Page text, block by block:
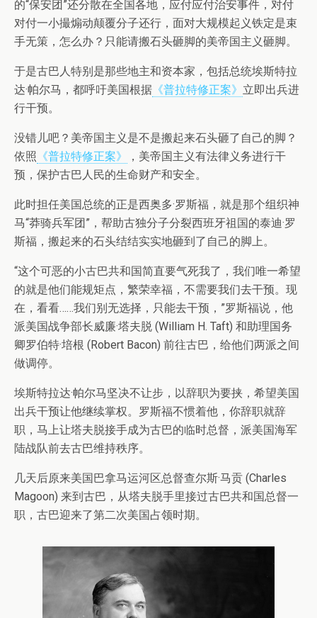
的“保安团”还分散在全国各地，应付应付治安事件，对付
对付一小撮煽动颠覆分子还行，面对大规模起义铁定是束
手无策，怎么办？只能请搬石头砸脚的美帝国主义砸脚。
于是古巴人特别是那些地主和资本家，包括总统埃斯特拉
达·帕尔马，都呼吁美国根据 《普拉特修正案》 立即出兵进
行干预。
没错儿吧？美帝国主义是不是搬起来石头砸了自己的脚？
依照 《普拉特修正案》
，美帝国主义有法律义务进行干
预，保护古巴人民的生命财产和安全。
此时担任美国总统的正是西奥多·罗斯福，就是那个组织神
马“莽骑兵军团”，帮助古独分子分裂西班牙祖国的泰迪·罗
斯福，搬起来的石头结结实实地砸到了自己的脚上。
“这个可恶的小古巴共和国简直要气死我了，我们唯一希望
的就是他们能规矩点，繁荣幸福，不需要我们去干预。现
在，看看……我们别无选择，只能去干预，”罗斯福说，他
派美国战争部长威廉·塔夫脱 (William H. Taft) 和助理国务
卿罗伯特·培根 (Robert Bacon) 前往古巴，给他们两派之间
做调停。
埃斯特拉达·帕尔马坚决不让步，以辞职为要挟，希望美国
出兵干预让他继续掌权。罗斯福不惯着他，你辞职就辞
职，马上让塔夫脱接手成为古巴的临时总督，派美国海军
陆战队前去古巴维持秩序。
几天后原来美国巴拿马运河区总督查尔斯·马贡 (Charles
Magoon) 来到古巴，从塔夫脱手里接过古巴共和国总督一
职，古巴迎来了第二次美国占领时期。